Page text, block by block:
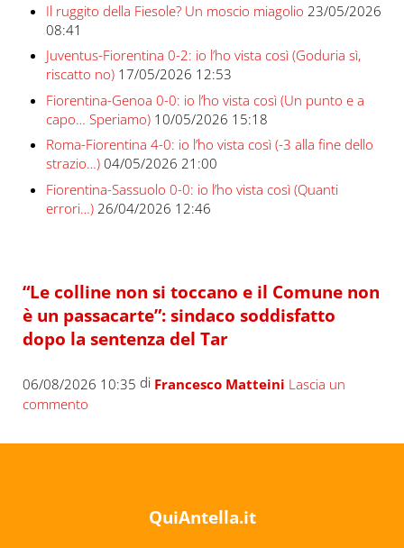
Il ruggito della Fiesole? Un moscio miagolio 23/05/2026
08:41
Juventus-Fiorentina 0-2: io l’ho vista così (Goduria sì,
riscatto no) 17/05/2026 12:53
Fiorentina-Genoa 0-0: io l’ho vista così (Un punto e a
capo… Speriamo) 10/05/2026 15:18
Roma-Fiorentina 4-0: io l’ho vista così (-3 alla fine dello
strazio…) 04/05/2026 21:00
Fiorentina-Sassuolo 0-0: io l’ho vista così (Quanti
errori…) 26/04/2026 12:46
“Le colline non si toccano e il Comune non
è un passacarte”: sindaco soddisfatto
dopo la sentenza del Tar
06/08/2026 10:35 di Francesco Matteini Lascia un
commento
QuiAntella.it